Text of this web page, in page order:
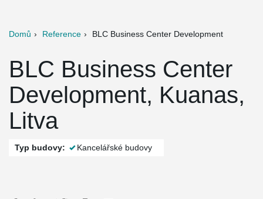
Domů Reference BLC Business Center Development
BLC Business Center
Development, Kuanas,
Litva
Typ budovy: Kancelářské budovy